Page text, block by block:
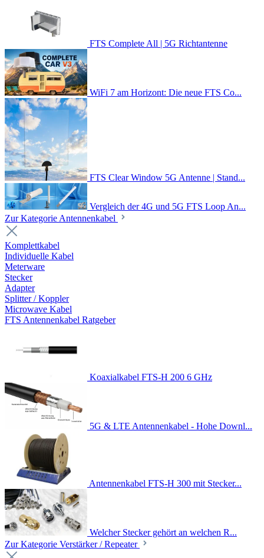
FTS Complete All | 5G Richtantenne
WiFi 7 am Horizont: Die neue FTS Co...
FTS Clear Window 5G Antenne | Stand...
Vergleich der 4G und 5G FTS Loop An...
Zur Kategorie Antennenkabel
Komplettkabel
Individuelle Kabel
Meterware
Stecker
Adapter
Splitter / Koppler
Microwave Kabel
FTS Antennenkabel Ratgeber
Koaxialkabel FTS-H 200 6 GHz
5G & LTE Antennenkabel - Hohe Downl...
Antennenkabel FTS-H 300 mit Stecker...
Welcher Stecker gehört an welchen R...
Zur Kategorie Verstärker / Repeater